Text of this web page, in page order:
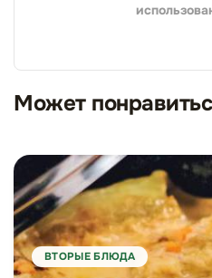
Может
ВТОРЫЕ БЛЮДА